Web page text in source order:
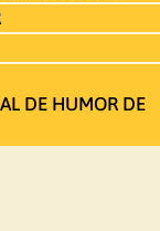
DE HUMOR DE